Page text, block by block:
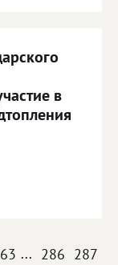
в
... 286 287